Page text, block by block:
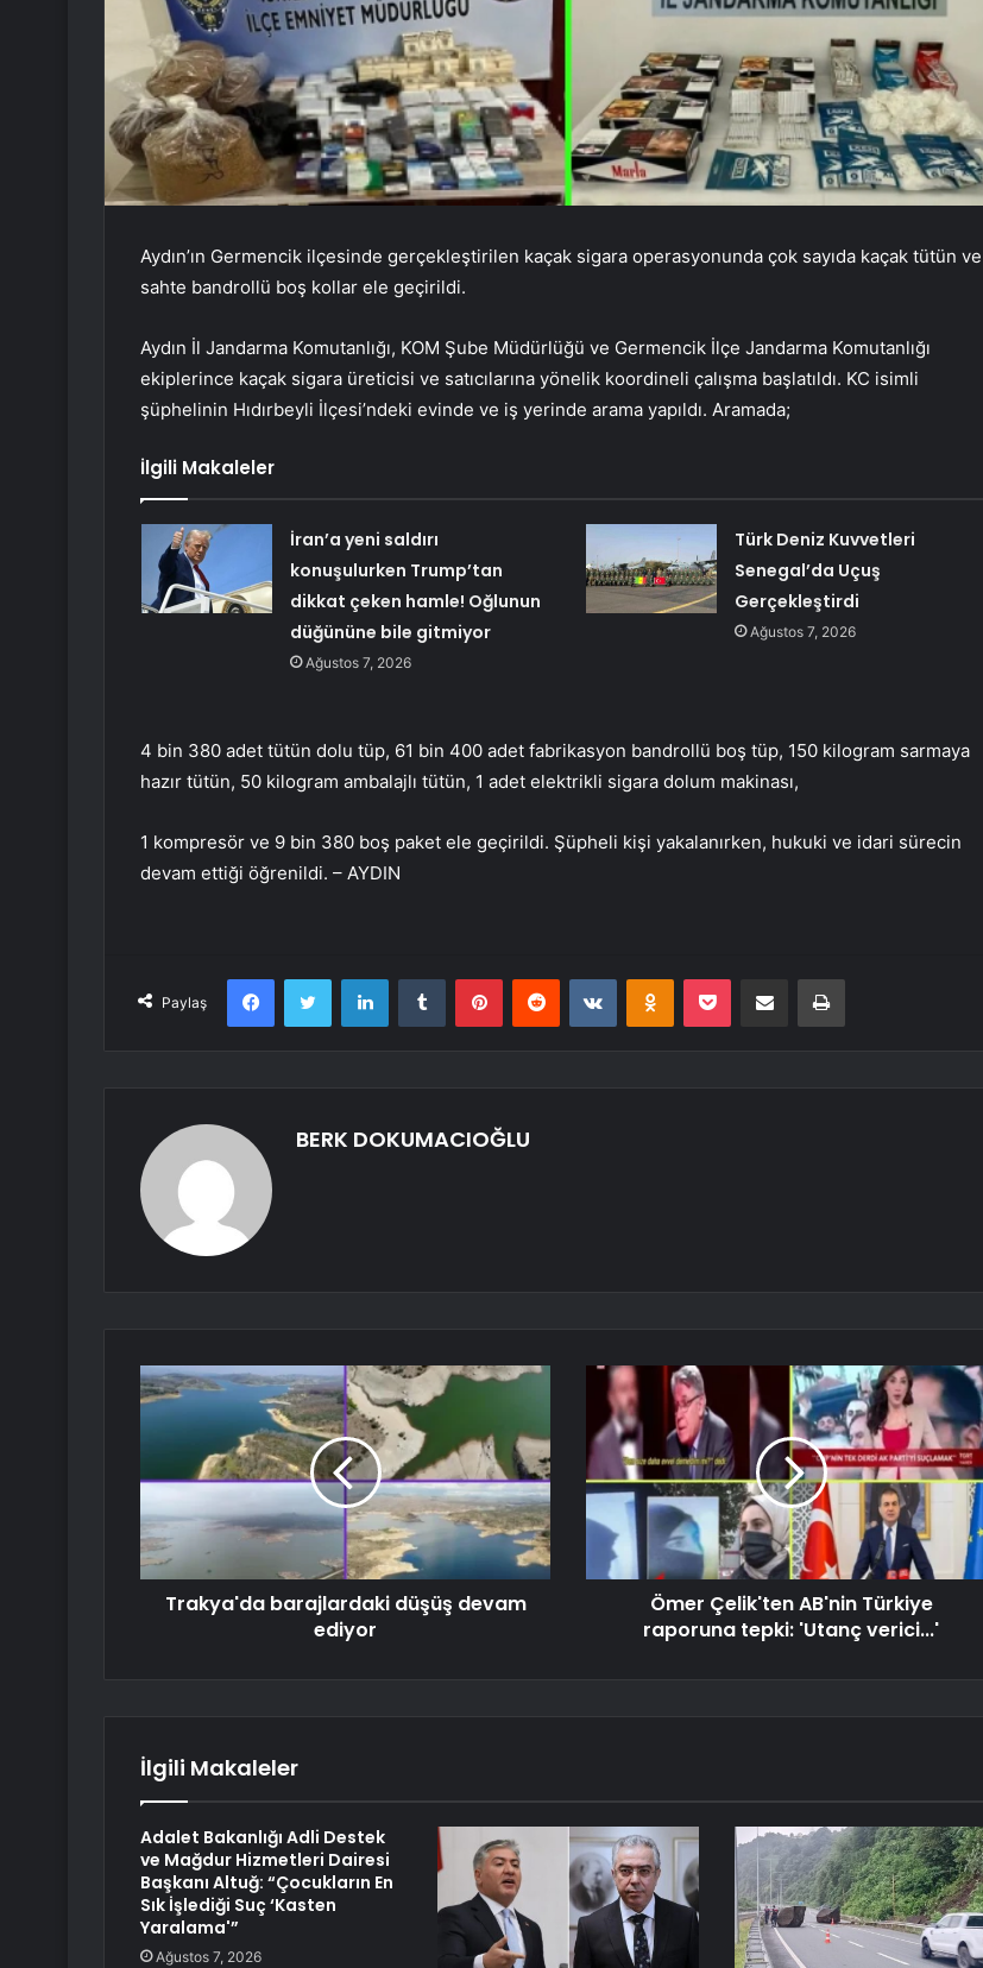
Aydın’ın Germencik ilçesinde gerçekleştirilen kaçak sigara operasyonunda çok sayıda kaçak tütün ve
sahte bandrollü boş kollar ele geçirildi.
Aydın İl Jandarma Komutanlığı, KOM Şube Müdürlüğü ve Germencik İlçe Jandarma Komutanlığı
ekiplerince kaçak sigara üreticisi ve satıcılarına yönelik koordineli çalışma başlatıldı. KC isimli
şüphelinin Hıdırbeyli İlçesi’ndeki evinde ve iş yerinde arama yapıldı. Aramada;
İlgili Makaleler
İran’a yeni saldırı
konuşulurken Trump’tan
dikkat çeken hamle! Oğlunun
düğününe bile gitmiyor
Ağustos 7, 2026
Türk Deniz Kuvvetleri
Senegal’da Uçuş
Gerçekleştirdi
Ağustos 7, 2026
4 bin 380 adet tütün dolu tüp, 61 bin 400 adet fabrikasyon bandrollü boş tüp, 150 kilogram sarmaya
hazır tütün, 50 kilogram ambalajlı tütün, 1 adet elektrikli sigara dolum makinası,
1 kompresör ve 9 bin 380 boş paket ele geçirildi. Şüpheli kişi yakalanırken, hukuki ve idari sürecin
devam ettiği öğrenildi. – AYDIN
Paylaş
FacebookTwitter LinkedInTumblr PinterestReddit VKontakteOdnoklassniki
Pocket E-Posta ile paylaş Yazdır
BERK DOKUMACIOĞLU
Trakya'da barajlardaki düşüş devam
ediyor
Ömer Çelik'ten AB'nin Türkiye
raporuna tepki: 'Utanç verici...'
İlgili Makaleler
Adalet Bakanlığı Adli Destek
ve Mağdur Hizmetleri Dairesi
Başkanı Altuğ: “Çocukların En
Sık İşlediği Suç ‘Kasten
Yaralama'”
Ağustos 7, 2026